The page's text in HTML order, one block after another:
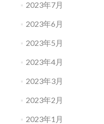
2023年7月
2023年6月
2023年5月
2023年4月
2023年3月
2023年2月
2023年1月